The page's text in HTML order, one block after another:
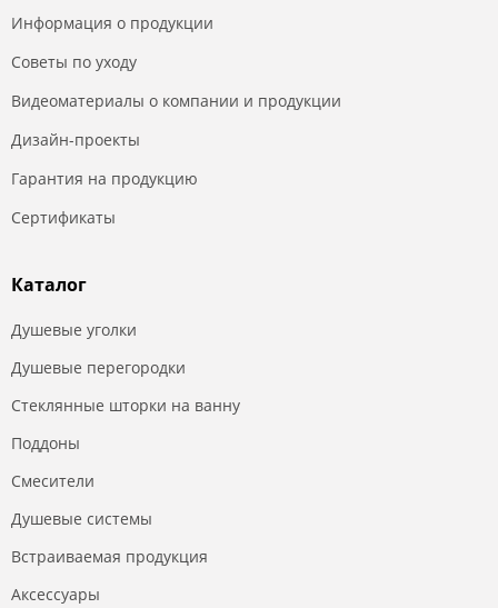
Информация о продукции
Советы по уходу
Видеоматериалы о компании и продукции
Дизайн-проекты
Гарантия на продукцию
Сертификаты
Каталог
Душевые уголки
Душевые перегородки
Стеклянные шторки на ванну
Поддоны
Смесители
Душевые системы
Встраиваемая продукция
Аксессуары